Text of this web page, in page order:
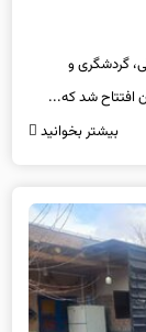
گردشگری و
بیشتر بخوانید